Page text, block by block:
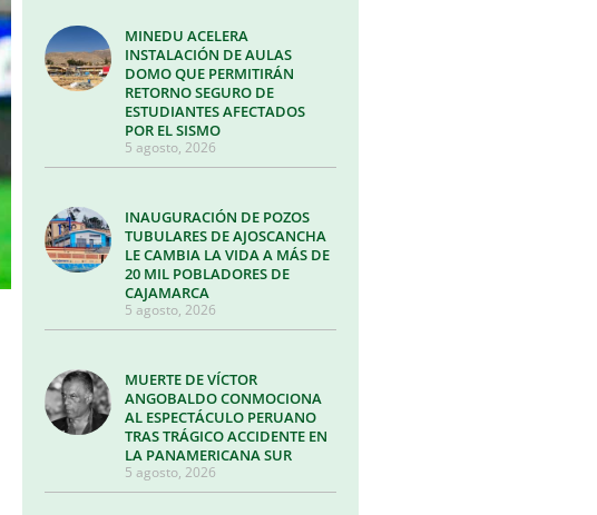
MINEDU ACELERA
INSTALACIÓN DE AULAS
DOMO QUE PERMITIRÁN
RETORNO SEGURO DE
ESTUDIANTES AFECTADOS
POR EL SISMO
5 agosto, 2026
INAUGURACIÓN DE POZOS
TUBULARES DE AJOSCANCHA
LE CAMBIA LA VIDA A MÁS DE
20 MIL POBLADORES DE
CAJAMARCA
5 agosto, 2026
MUERTE DE VÍCTOR
ANGOBALDO CONMOCIONA
AL ESPECTÁCULO PERUANO
TRAS TRÁGICO ACCIDENTE EN
LA PANAMERICANA SUR
5 agosto, 2026